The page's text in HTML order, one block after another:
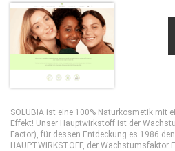
SOLUBIA ist eine 100% Naturkosmetik mit
Effekt! Unser Hauptwirkstoff ist der
Factor), für dessen Entdeckung es 1986
HAUPTWIRKSTOFF, der Wachstumsfaktor